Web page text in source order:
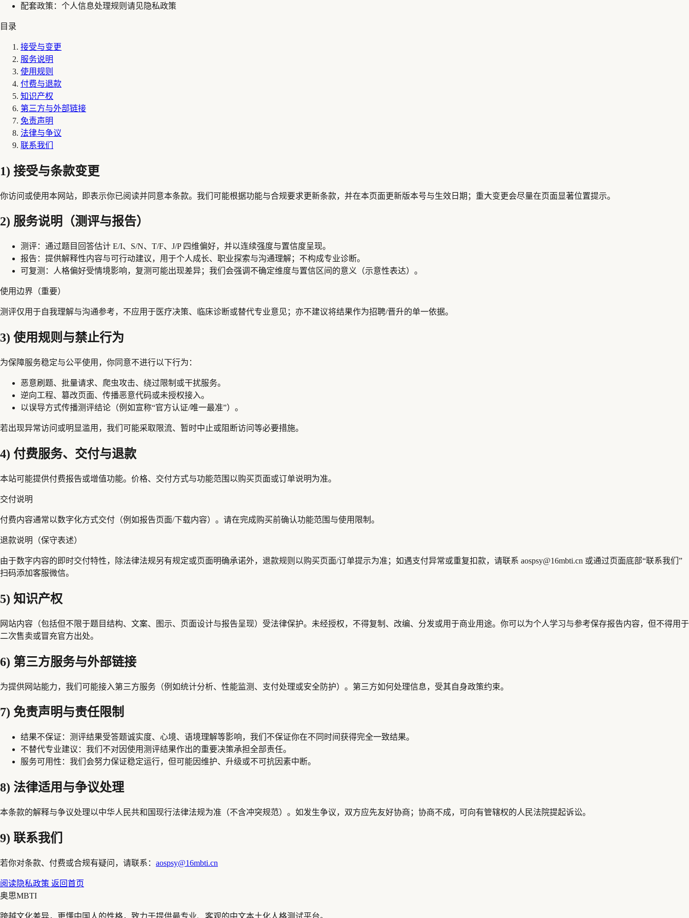
配套政策： 个人信息处理规则请见隐私政策
目录
接受与变更
服务说明
使用规则
付费与退款
知识产权
第三方与外部链接
免责声明
法律与争议
联系我们
1) 接受与条款变更
你访问或使用本网站，即表示你已阅读并同意本条款。我们可能根据功能与合规要求更新条款，并在本页面更新版本号与生效日期；重大变更会尽量在页面显著位置提示。
2) 服务说明（测评与报告）
测评： 通过题目回答估计 E/I、S/N、T/F、J/P 四维偏好，并以连续强度与置信度呈现。
报告： 提供解释性内容与可行动建议，用于个人成长、职业探索与沟通理解；不构成专业诊断。
可复测：
人格偏好受情境影响，复测可能出现差异；我们会强调不确定维度与置信区间的意义（示意性表达）。
使用边界（重要）
测评仅用于自我理解与沟通参考，不应用于医疗决策、临床诊断或替代专业意见；亦不建议将结果作为招聘/晋升的单一依据。
3) 使用规则与禁止行为
为保障服务稳定与公平使用，你同意不进行以下行为：
恶意刷题、批量请求、爬虫攻击、绕过限制或干扰服务。
逆向工程、篡改页面、传播恶意代码或未授权接入。
以误导方式传播测评结论（例如宣称“官方认证/唯一最准”）。
若出现异常访问或明显滥用，我们可能采取限流、暂时中止或阻断访问等必要措施。
4) 付费服务、交付与退款
本站可能提供付费报告或增值功能。价格、交付方式与功能范围以购买页面或订单说明为准。
交付说明
付费内容通常以数字化方式交付（例如报告页面/下载内容）。请在完成购买前确认功能范围与使用限制。
退款说明（保守表述）
由于数字内容的即时交付特性，除法律法规另有规定或页面明确承诺外，退款规则以购买页面/订单提示为准；如遇支付异常或重复扣款，请联系 aospsy@16mbti.cn 或通过页面底部“联系我们”
扫码添加客服微信。
5) 知识产权
网站内容（包括但不限于题目结构、文案、图示、页面设计与报告呈现）受法律保护。未经授权，不得复制、改编、分发或用于商业用途。你可以为个人学习与参考保存报告内容，但不得用于
二次售卖或冒充官方出处。
6) 第三方服务与外部链接
为提供网站能力，我们可能接入第三方服务（例如统计分析、性能监测、支付处理或安全防护）。第三方如何处理信息，受其自身政策约束。
7) 免责声明与责任限制
结果不保证： 测评结果受答题诚实度、心境、语境理解等影响，我们不保证你在不同时间获得完全一致结果。
不替代专业建议： 我们不对因使用测评结果作出的重要决策承担全部责任。
服务可用性： 我们会努力保证稳定运行，但可能因维护、升级或不可抗因素中断。
8) 法律适用与争议处理
本条款的解释与争议处理以中华人民共和国现行法律法规为准（不含冲突规范）。如发生争议，双方应先友好协商；协商不成，可向有管辖权的人民法院提起诉讼。
9) 联系我们
若你对条款、付费或合规有疑问，请联系： aospsy@16mbti.cn
阅读隐私政策 返回首页
奥思MBTI
跨越文化差异，更懂中国人的性格，致力于提供最专业、客观的中文本土化人格测试平台。